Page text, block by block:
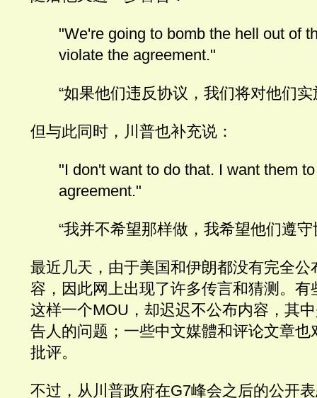
"We're going to bomb the hell out of
violate the agreement."
“如果他们违反协议，我们将对他们实
但与此同时，川普也补充说：
"I don't want to do that. I want them
agreement."
“我并不希望那样做，我希望他们遵守
最近几天，由于美国和伊朗都没有完全公
容，因此网上出现了许多传言和猜测。有
这样一个MOU，却迟迟不公布内容，其
告人的问题；一些中文媒體和评论文章也
批评。
不过，从川普政府在G7峰会之后的公开